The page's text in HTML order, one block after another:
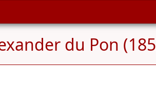
du Pon